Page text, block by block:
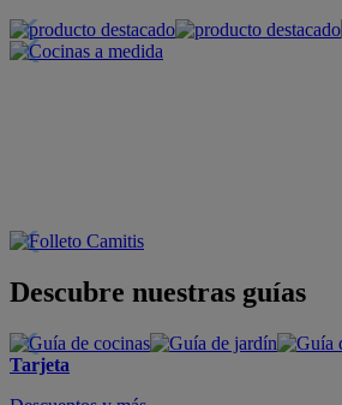
Descubre nuestras guías
Tarjeta